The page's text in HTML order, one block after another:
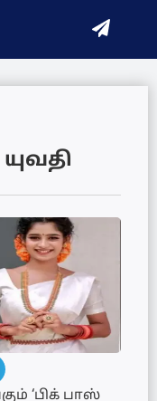
‘பிக் பாஸ்